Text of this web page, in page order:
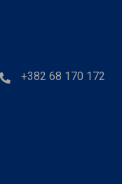
+382 68 170 172